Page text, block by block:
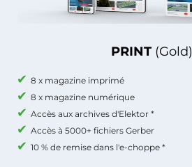
PRINT (Gold)
8 x magazine imprimé
8 x magazine numérique
Accès aux archives d'Elektor *
Accès à 5000+ fichiers Gerber
10 % de remise dans l'e-choppe *